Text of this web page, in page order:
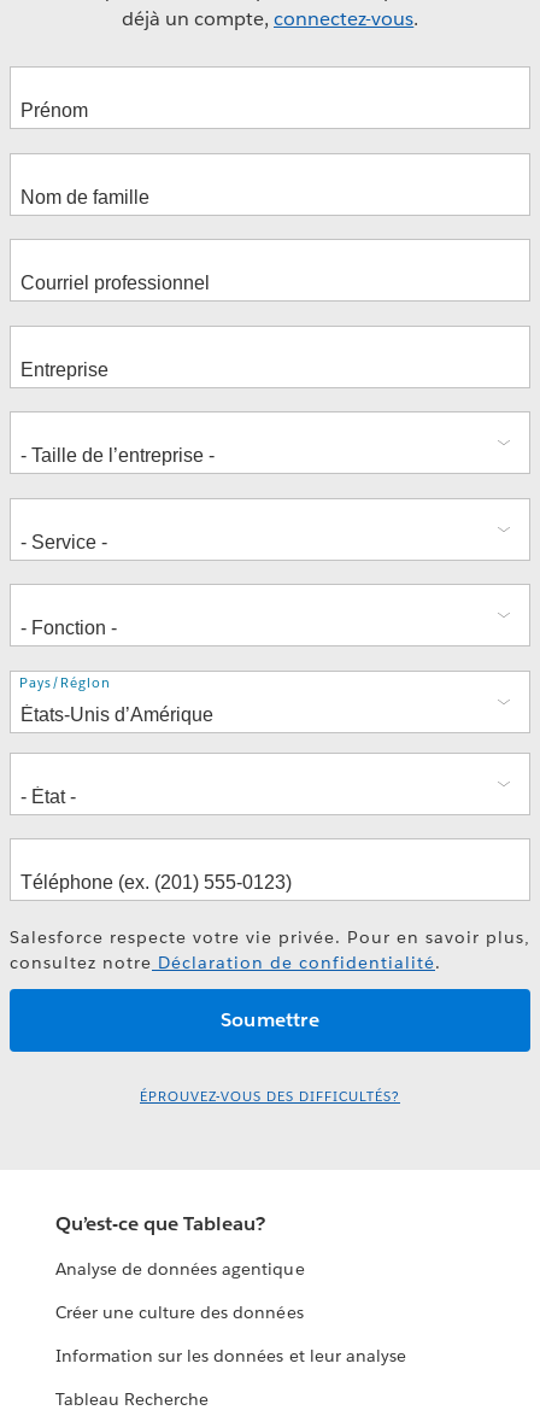
déjà un compte, connectez-vous.
Adresse
Pays/Région
Salesforce respecte votre vie privée. Pour en savoir plus,
consultez notre Déclaration de confidentialité.
ÉPROUVEZ-VOUS DES DIFFICULTÉS?
Qu’est-ce que Tableau?
Analyse de données agentique
Créer une culture des données
Information sur les données et leur analyse
Tableau Recherche